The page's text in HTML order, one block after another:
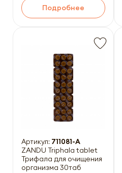
Подробнее
Артикул: 711081-A
ZANDU Triphala tablet
Трифала для очищения
организма 30таб